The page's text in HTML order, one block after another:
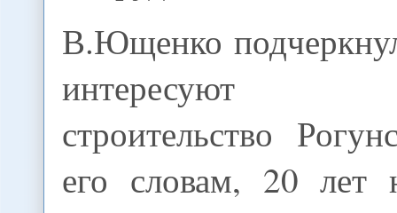
В.Ющенко
интересуют
строительство
его словам, 20 лет